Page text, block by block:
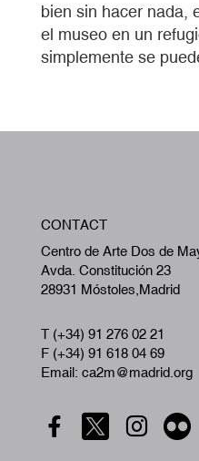
bien sin hacer nada,
el museo en un
simplemente se
CONTACT
Centro de Arte Dos de
Avda. Constitución 23
28931 Móstoles,Madrid
T (+34) 91 276 02 21
F (+34) 91 618 04 69
Email: ca2m@madrid.org